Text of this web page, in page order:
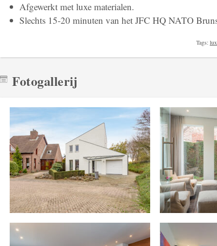
Afgewerkt met luxe materialen.
Slechts 15-20 minuten van het JFC HQ NATO
Tags:
Fotogallerij